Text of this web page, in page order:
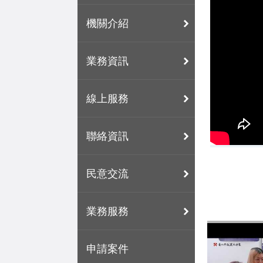
機關介紹
業務資訊
線上服務
聯絡資訊
民意交流
業務服務
申請案件